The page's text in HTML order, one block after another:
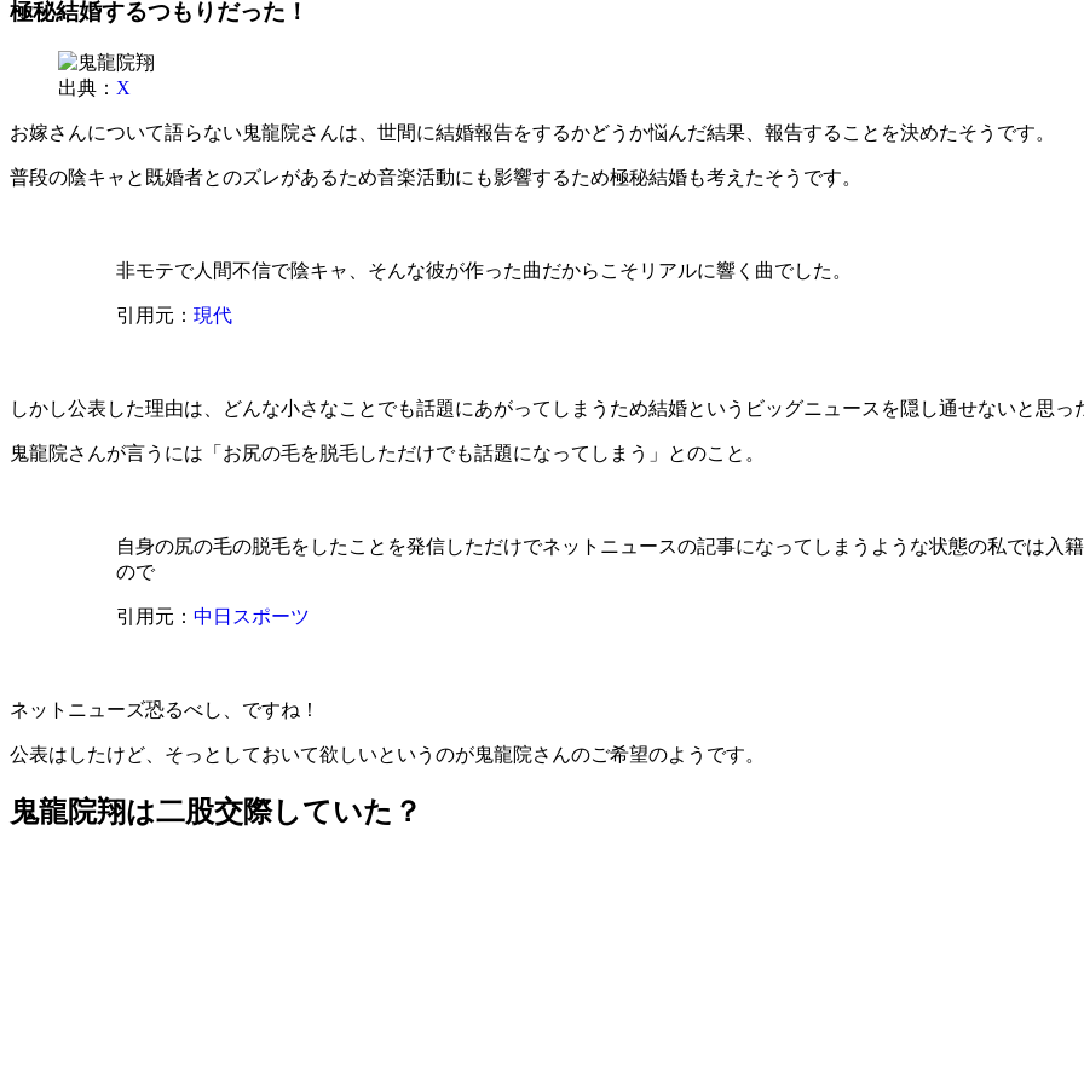
極秘結婚するつもりだった！
出典： X
お嫁さんについて語らない鬼龍院さんは、世間に結婚報告をするかどうか悩んだ結果、報告することを決めたそうです。
普段の陰キャと既婚者とのズレがあるため音楽活動にも影響するため極秘結婚も考えたそうです。
非モテで人間不信で陰キャ、そんな彼が作った曲だからこそリアルに響く曲でした。
引用元： 現代
しかし公表した理由は、どんな小さなことでも話題にあがってしまうため結婚というビッグニュースを隠し通せないと思っ
鬼龍院さんが言うには「お尻の毛を脱毛しただけでも話題になってしまう」とのこと。
自身の尻の毛の脱毛をしたことを発信しただけでネットニュースの記事になってしまうような状態の私では入
ので
引用元： 中日スポーツ
ネットニューズ恐るべし、ですね！
公表はしたけど、そっとしておいて欲しいというのが鬼龍院さんのご希望のようです。
鬼龍院翔は二股交際していた？